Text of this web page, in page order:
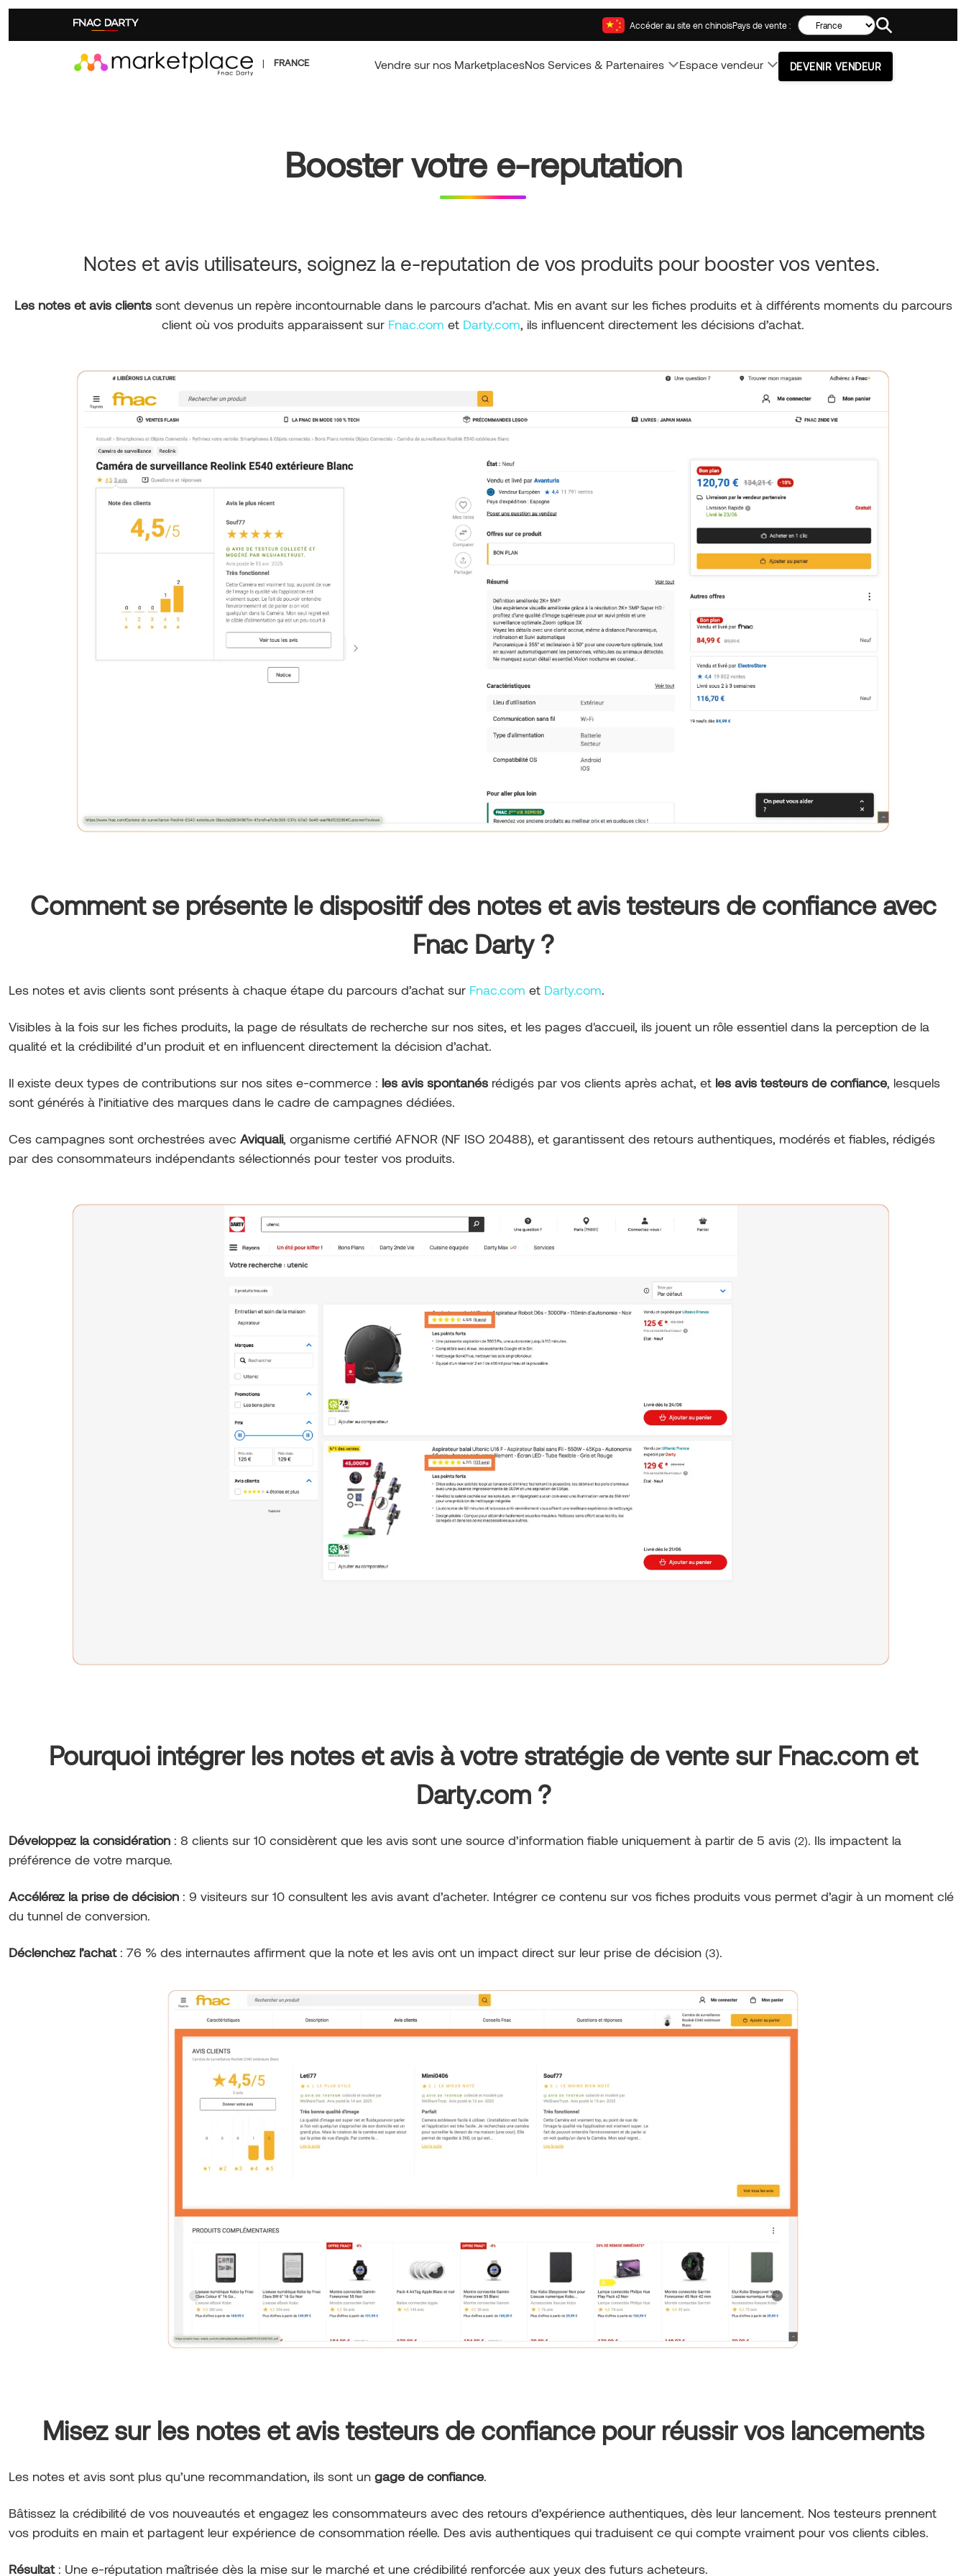
Aller
Accéder au site en chinoisPays de vente :
| FRANCE Vendre sur nos MarketplacesNos Services & Partenaires Espace vendeur DEVENIR VENDEUR
Booster votre e-reputation
Notes et avis utilisateurs, soignez la e-reputation de vos produits pour booster vos ventes.
Les notes et avis clientssont devenus un repère incontournable dans le parcours d’achat. Mis en avant sur les fiches produits et à différents moments du parcours
client où vos produits apparaissent sur Fnac.com et Darty.com, ils influencent directement les décisions d’achat.
Comment se présente le dispositif des notes et avis testeurs de confiance avec
Fnac Darty ?
Les notes et avis clients sont présents à chaque étape du parcours d’achat sur Fnac.com et Darty.com.
Visibles à la fois sur les fiches produits, la page de résultats de recherche sur nos sites, et les pages d'accueil, ils jouent un rôle essentiel dans la perception de la
qualité et la crédibilité d’un produit et en influencent directement la décision d’achat.
Il existe deux types de contributions sur nos sites e-commerce : les avis spontanés rédigés par vos clients après achat, et les avis testeurs de confiance, lesquels
sont générés à l’initiative des marques dans le cadre de campagnes dédiées.
Ces campagnes sont orchestrées avec Aviquali, organisme certifié AFNOR (NF ISO 20488), et garantissent des retours authentiques, modérés et fiables, rédigés
par des consommateurs indépendants sélectionnés pour tester vos produits.
Pourquoi intégrer les notes et avis à votre stratégie de vente sur Fnac.com et
Darty.com ?
Développez la considération : 8 clients sur 10 considèrent que les avis sont une source d’information fiable uniquement à partir de 5 avis (2). Ils impactent la
préférence de votre marque.
Accélérez la prise de décision : 9 visiteurs sur 10 consultent les avis avant d’acheter. Intégrer ce contenu sur vos fiches produits vous permet d’agir à un moment clé
du tunnel de conversion.
Déclenchez l’achat: 76 % des internautes affirment que la note et les avis ont un impact direct sur leur prise de décision (3).
Misez sur les notes et avis testeurs de confiance pour réussir vos lancements
Les notes et avis sont plus qu’une recommandation, ils sont un gage de confiance.
Bâtissez la crédibilité de vos nouveautés et engagez les consommateurs avec des retours d’expérience authentiques, dès leur lancement. Nos testeurs prennent
vos produits en main et partagent leur expérience de consommation réelle. Des avis authentiques qui traduisent ce qui compte vraiment pour vos clients cibles.
Résultat: Une e-réputation maîtrisée dès la mise sur le marché et une crédibilité renforcée aux yeux des futurs acheteurs.